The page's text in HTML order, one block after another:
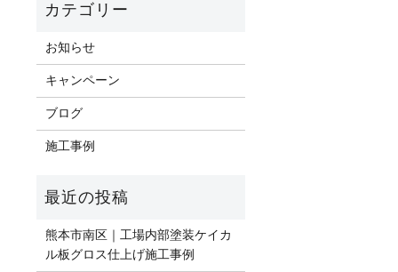
お知らせ
キャンペーン
ブログ
施工事例
熊本市南区｜工場内部塗装ケイカ
ル板グロス仕上げ施工事例